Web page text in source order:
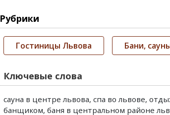
Рубрики
Гостиницы Львова Бани,
Ключевые слова
сауна в центре львова, спа во львове,
банщиком, баня в центральном районе